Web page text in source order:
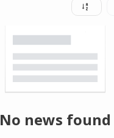
No news found